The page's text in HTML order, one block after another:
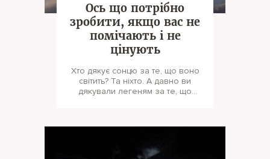
Ось що потрібно
зробити, якщо вас не
помічають і не
цінують
Хто дякує сонцю за те, що воно
світить? Та ніхто. А давно ви
дякували легеням за те, що